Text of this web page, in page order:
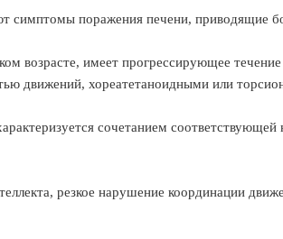
поражения печени, приводящие
возрасте, имеет прогрессирующее течение
движений, хореатетаноидными или
сочетанием соответствующей
резкое нарушение координации